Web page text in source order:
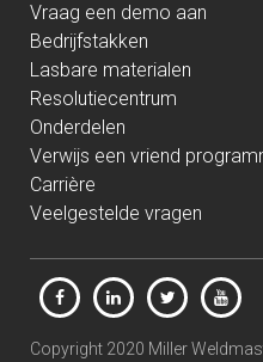
Vraag een demo aan
Bedrijfstakken
Lasbare materialen
Resolutiecentrum
Onderdelen
Verwijs een vriend
Carrière
Veelgestelde vragen
Copyright 2020 Miller